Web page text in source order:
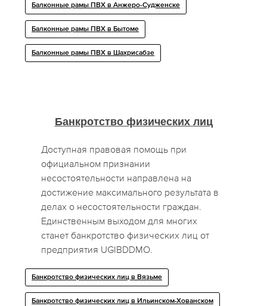
Балконные рамы ПВХ в Анжеро-Судженске
Балконные рамы ПВХ в Бытоме
Балконные рамы ПВХ в Шахрисабзе
Банкротство физических лиц
Доступная правовая помощь при
официальном признании
несостоятельности направлена на
достижение максимального результата в
делах о несостоятельности граждан.
Единственным выходом для многих
станет банкротство физических лиц от
предприятия UGIBDDMO.
Банкротство физических лиц в Вязьме
Банкротство физических лиц в Ильинском-Хованском